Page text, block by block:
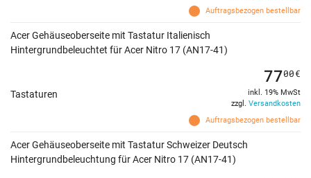
Auftragsbezogen bestellbar
Acer Gehäuseoberseite mit Tastatur Italienisch
Hintergrundbeleuchtet für Acer Nitro 17 (AN17-41)
Tastaturen
Auftragsbezogen bestellbar
7700€
inkl. 19% MwSt
zzgl. Versandkosten
Acer Gehäuseoberseite mit Tastatur Schweizer Deutsch
Hintergrundbeleuchtung für Acer Nitro 17 (AN17-41)